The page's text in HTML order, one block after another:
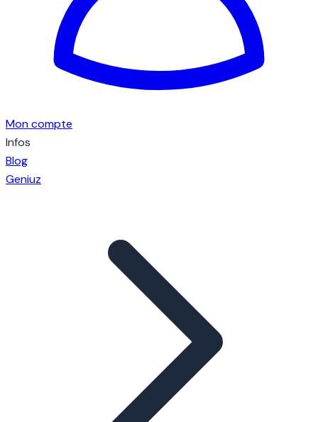
Mon compte
Infos
Blog
Geniuz